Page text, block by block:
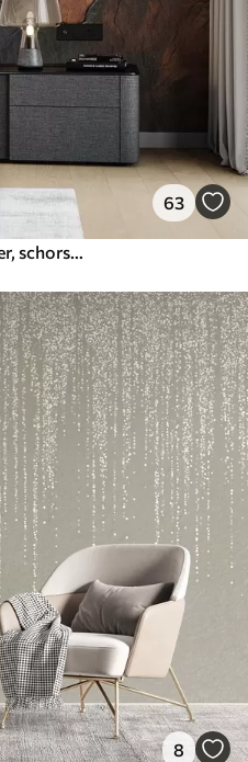
63
hout, textuur, scheuren, donker, schors, oppervlak
8